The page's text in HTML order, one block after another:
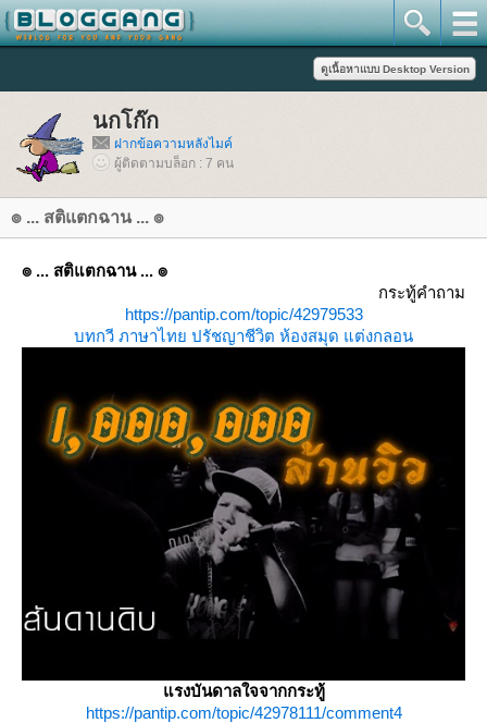
นกโก๊ก
ฝากข้อความหลังไมค์
ผู้ติดตามบล็อก : 7 คน
๏ ... สติแตกฉาน ... ๏
๏ ... สติแตกฉาน ... ๏
กระทู้คำถาม
https://pantip.com/topic/42979533
บทกวี ภาษาไท ปรัชญาชีวิต ห้องสมุด ต่งกลอน
รงบันดาลใจจากกระทู้
https://pantip.com/topic/42978111/comment4